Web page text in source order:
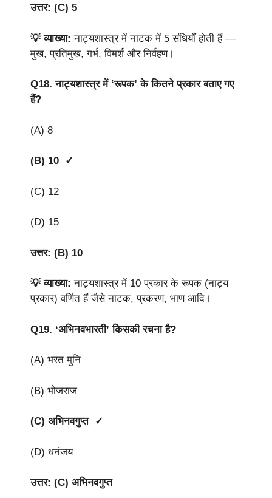
उत्तर: (C) 5
💡 व्याख्या:नाट्यशास्त्र में नाटक में 5 संधियाँ होती हैं —
मुख, प्रतिमुख, गर्भ, विमर्श और निर्वहण।
Q18.नाट्यशास्त्र में ‘रूपक’ के कितने प्रकार बताए गए
हैं?
(A) 8
(B) 10 ✓
(C) 12
(D) 15
उत्तर: (B) 10
💡 व्याख्या:नाट्यशास्त्र में 10 प्रकार के रूपक (नाट्य
प्रकार) वर्णित हैं जैसे नाटक, प्रकरण, भाण आदि।
Q19. ‘अभिनवभारती’ किसकी रचना है?
(A) भरत मुनि
(B) भोजराज
(C) अभिनवगुप्त ✓
(D) धनंजय
उत्तर: (C) अभिनवगुप्त